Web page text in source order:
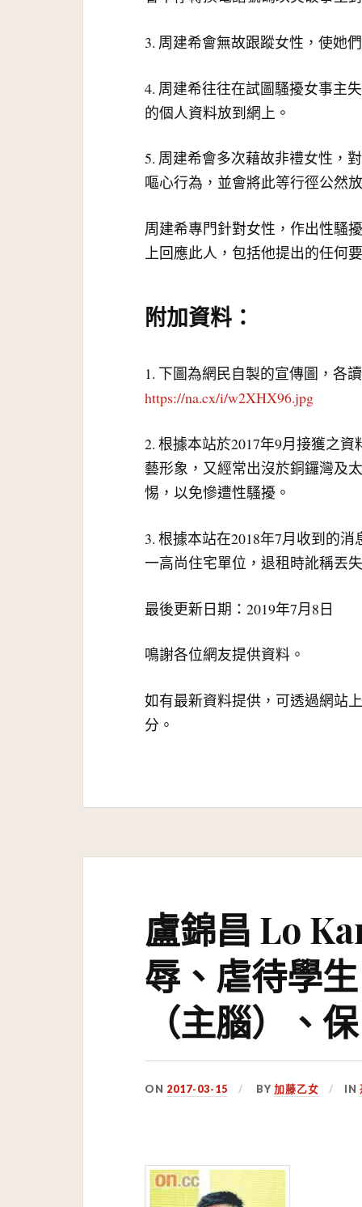
3. 周建希會無故跟蹤女性，使她
4. 周建希往往在試圖騷擾女事主
的個人資料放到網上。
5. 周建希會多次藉故非禮女性，
嘔心行為，並會將此等行徑公然
周建希專門針對女性，作出性騷
上回應此人，包括他提出的任何
附加資料：
1. 下圖為網民自製的宣傳圖，各
https://na.cx/i/w2XHX96.jpg
2. 根據本站於2017年9月接獲之
藝形象，又經常出沒於銅鑼灣及
惕，以免慘遭性騷擾。
3. 根據本站在2018年7月收到的
一高尚住宅單位，退租時訛稱丟
最後更新日期：2019年7月8日
鳴謝各位網友提供資料。
如有最新資料提供，可透過網站
分。
盧錦昌 Lo
辱、虐待學
（主腦）、
ON 2017-03-15 BY加藤乙女 IN